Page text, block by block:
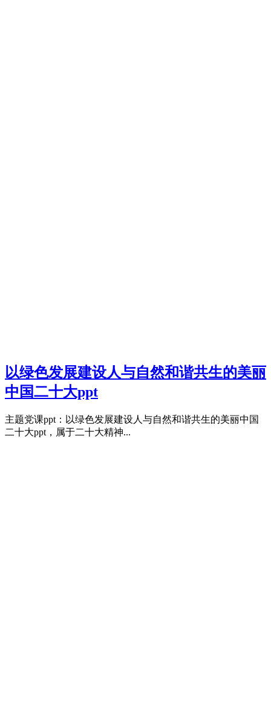
以绿色发展建设人与自然和谐共生的美丽
中国二十大ppt
主题党课ppt：以绿色发展建设人与自然和谐共生的美丽中国
二十大ppt，属于二十大精神...